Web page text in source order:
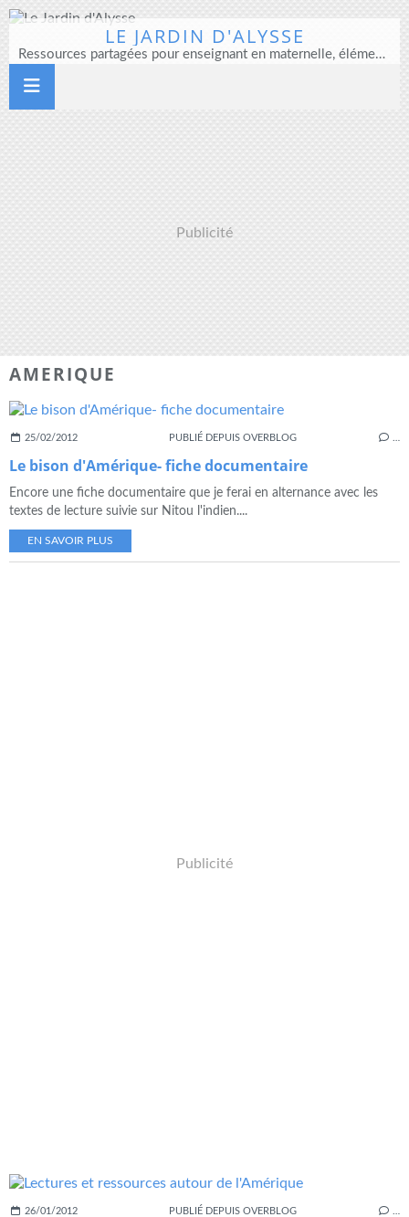
LE JARDIN D'ALYSSE
Ressources partagées pour enseignant en maternelle, élémentaire et direction d'école
Publicité
AMERIQUE
25/02/2012 PUBLIÉ DEPUIS OVERBLOG
Le bison d'Amérique- fiche documentaire
Encore une fiche documentaire que je ferai en alternance avec les
textes de lecture suivie sur Nitou l'indien....
EN SAVOIR PLUS
Publicité
26/01/2012 PUBLIÉ DEPUIS OVERBLOG